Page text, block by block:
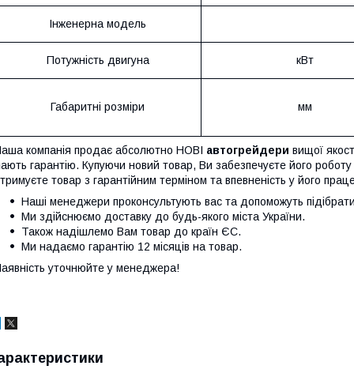
Інженерна модель
Потужність двигуна кВт
Габаритні розміри мм
компанія продає абсолютно НОВІ автогрейдери вищої
гарантію. Купуючи новий товар, Ви забезпечуєте його
товар з гарантійним терміном та впевненість у його
Наші менеджери проконсультують вас та допоможуть підібрати
Ми здійснюємо доставку до будь-якого міста України.
Також надішлемо Вам товар до країн ЄС.
Ми надаємо гарантію 12 місяців на товар.
уточнюйте у менеджера!